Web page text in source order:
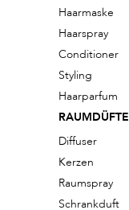
Haarmaske
Haarspray
Conditioner
Styling
Haarparfum
RAUMDÜFTE
Diffuser
Kerzen
Raumspray
Schrankduft